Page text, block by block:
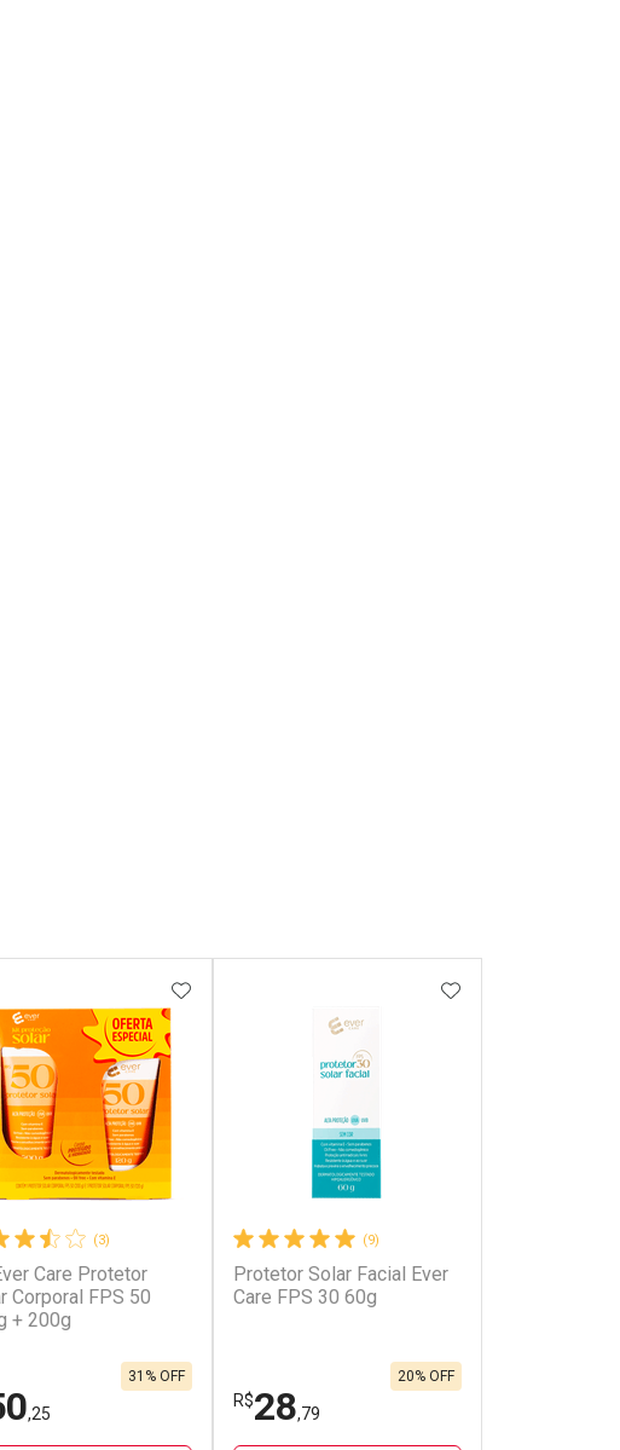
AOS FAVORITOS
(3)
Care Protetor
Corporal FPS 50
+ 200g
,25
31% OFF
ADICIONAR AOS FAVORITOS
(9)
Protetor Solar Facial Ever
Care FPS 30 60g
R$28,79
20% OFF
ADICIONAR AOS